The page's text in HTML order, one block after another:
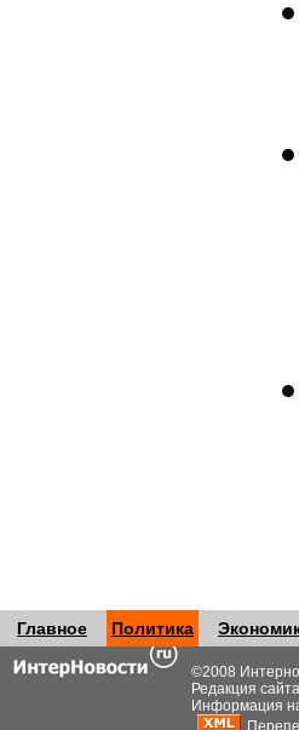
Главное Политика
©2008
Редакция
Информация